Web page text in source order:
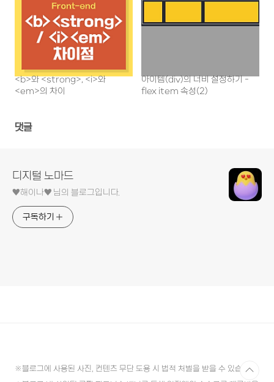
<b>와 <strong>, <i>와
<em>의 차이
아이템(div)의 너비 설정하기 -
flex item 속성(2)
댓글
디지털 노마드
♥︎해이나♥︎ 님의 블로그입니다.
구독하기
※블로그에 사용된 사진, 컨텐츠 무단 도용 시 법적 처벌을 받을 수 있습니다.